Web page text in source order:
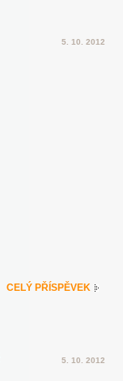
5. 10. 2012
CELÝ PŘÍSPĚVEK
5. 10. 2012